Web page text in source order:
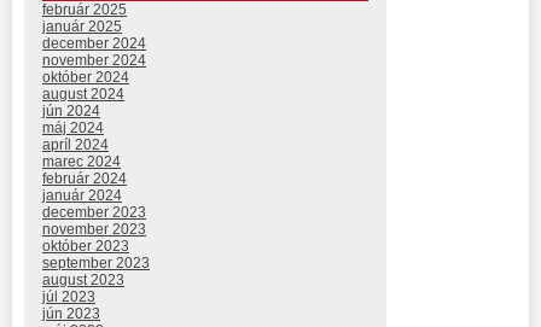
február 2025
január 2025
december 2024
november 2024
október 2024
august 2024
jún 2024
máj 2024
apríl 2024
marec 2024
február 2024
január 2024
december 2023
november 2023
október 2023
september 2023
august 2023
júl 2023
jún 2023